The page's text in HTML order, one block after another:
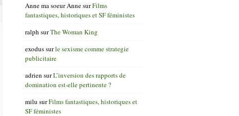
Anne ma soeur AnnesurFilms
fantastiques, historiques et SF féministes
ralph surThe Woman King
exodussurle sexisme comme strategie
publicitaire
adrien surL’inversion des rapports de
domination est-elle pertinente ?
milu surFilms fantastiques, historiques et
SF féministes